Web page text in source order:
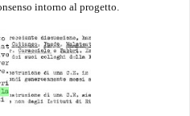
intorno al progetto.